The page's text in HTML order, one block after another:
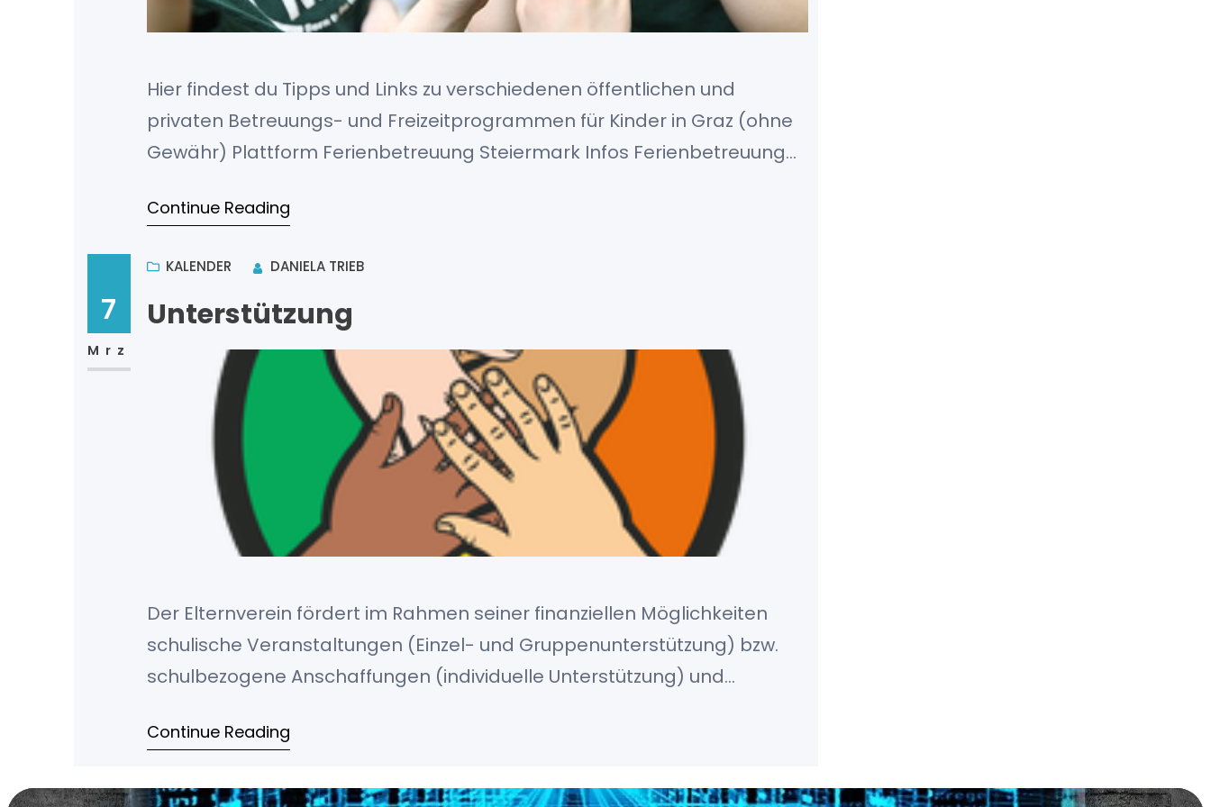
Hier findest du Tipps und Links zu verschiedenen öffentlichen und
privaten Betreuungs- und Freizeitprogrammen für Kinder in Graz (ohne
Gewähr) Plattform Ferienbetreuung Steiermark Infos Ferienbetreuung
Ferienbetreuung Infos hier HiJump Ferienbetreuung im Augustinum Infos
Infos FratzGraz Sommerferienspaß Infos Wir freuen uns über weitere
Continue Reading
7
Mrz
KALENDER DANIELA TRIEB
Unterstützung
Der Elternverein fördert im Rahmen seiner finanziellen Möglichkeiten
schulische Veranstaltungen (Einzel- und Gruppenunterstützung) bzw.
schulbezogene Anschaffungen (individuelle Unterstützung) und
Continue Reading